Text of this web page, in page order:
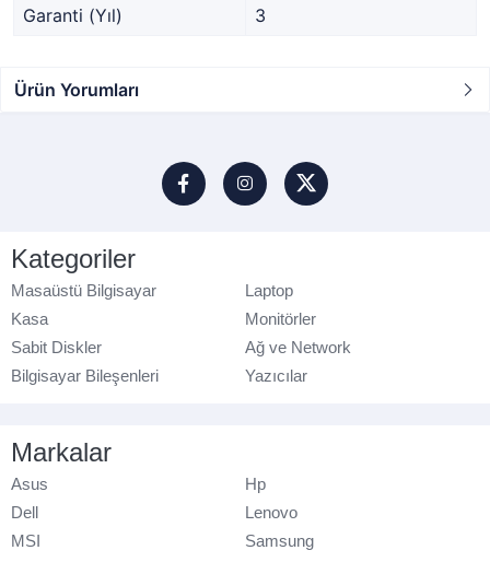
Garanti (Yıl)
3
Ürün Yorumları
Kategoriler
Masaüstü Bilgisayar
Laptop
Kasa
Monitörler
Sabit Diskler
Ağ ve Network
Bilgisayar Bileşenleri
Yazıcılar
Markalar
Asus
Hp
Dell
Lenovo
MSI
Samsung